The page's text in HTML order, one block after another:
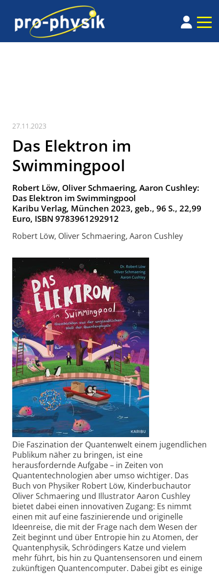
27.11.2023
Das Elektron im
Swimmingpool
Robert Löw, Oliver Schmaering, Aaron Cushley:
Das Elektron im Swimmingpool
Karibu Verlag, München 2023, geb., 96 S., 22,99
Euro, ISBN 9783961292912
Robert Löw, Oliver Schmaering, Aaron Cushley
Die Faszination der Quantenwelt einem jugendlichen
Publikum näher zu bringen, ist eine
herausfordernde Aufgabe – in Zeiten von
Quantentechnologien aber umso wichtiger. Das
Buch von Physiker Robert Löw, Kinderbuchautor
Oliver Schmaering und Illustrator Aaron Cushley
bietet dabei einen innovativen Zugang: Es nimmt
einen mit auf eine faszinierende und originelle
Ideenreise, die mit der Frage nach dem Wesen der
Zeit beginnt und über Entropie hin zu Atomen, der
Quanten­physik, Schrödingers Katze und vielem
mehr führt, bis hin zu Quantensensoren und einem
zukünftigen Quantencomputer. Dabei gibt es einige